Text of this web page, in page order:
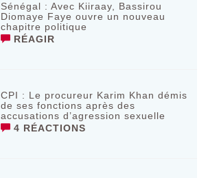
Sénégal : Avec Kiiraay, Bassirou
Diomaye Faye ouvre un nouveau
chapitre politique
RÉAGIR
CPI : Le procureur Karim Khan démis
de ses fonctions après des
accusations d’agression sexuelle
4 RÉACTIONS